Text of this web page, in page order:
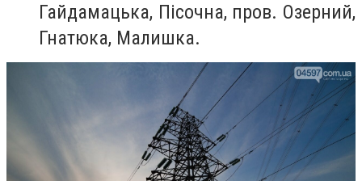
Гайдамацька, Пісочна, пров. Озерний,
Гнатюка, Малишка.